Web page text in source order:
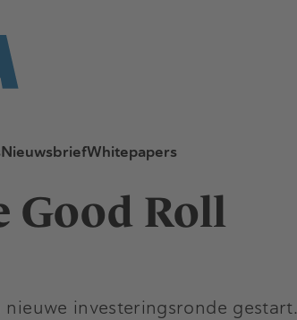
NieuwsbriefWhitepapers
Good Roll
investeringsronde gestart.